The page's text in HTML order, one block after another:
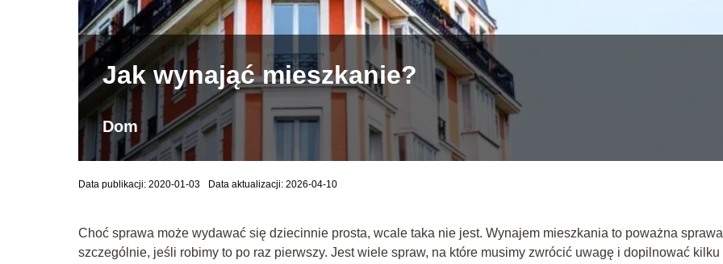
Jak wynająć mieszkanie?
Dom
Data publikacji: 2020-01-03 Data aktualizacji: 2026-04-10
Choć sprawa może wydawać się dziecinnie prosta, wcale taka nie jest. Wynajem mieszkania to poważna
szczególnie, jeśli robimy to po raz pierwszy. Jest wiele spraw, na które musimy zwrócić uwagę i dopilnować kilku